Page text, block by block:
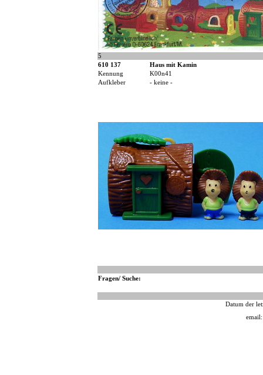
5
610 137
Haus mit Kamin
Kennung
K00n41
Aufkleber
- keine -
Fragen/ Suche:
Datum der